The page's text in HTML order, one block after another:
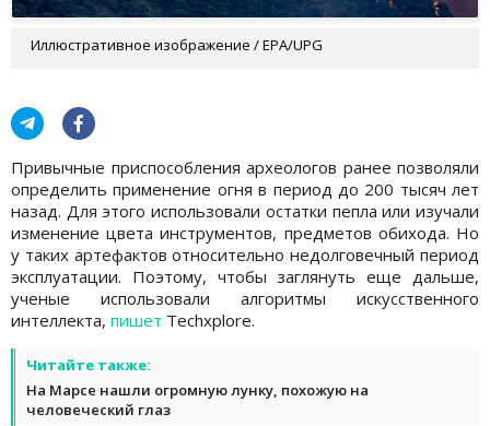
Иллюстративное изображение / EPA/UPG
Привычные приспособления археологов ранее позволяли
определить применение огня в период до 200 тысяч лет
назад. Для этого использовали остатки пепла или изучали
изменение цвета инструментов, предметов обихода. Но
у таких артефактов относительно недолговечный период
эксплуатации. Поэтому, чтобы заглянуть еще дальше,
ученые использовали алгоритмы искусственного
интеллекта, пишет Techxplore.
Читайте также:
На Марсе нашли огромную лунку, похожую на
человеческий глаз